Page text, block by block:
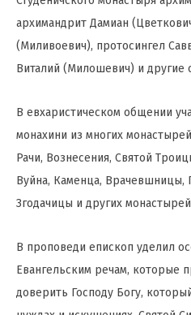
архимандрит Дамиан
(Миливоевич), протосингел
Виталий (Милошевич) и другие
В евхаристическом общении
монахини из многих
Рачи, Вознесения, Святой
Вуйна, Каменца, Врачевшницы,
Згодачицы и других
В проповеди епископ уделил
Евангельским речам, которые
доверить Господу Богу,